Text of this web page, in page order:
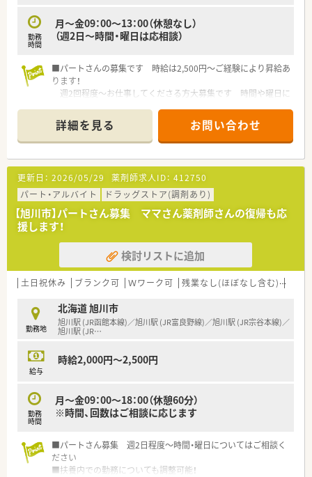
勤務
時間
月～金09：00～13：00（休憩なし）
（週2日～時間・曜日は応相談）
■パートさんの募集です 時給は2,500円～ご経験により昇給あ
ります！
週2回程度～お仕事してくださる方大募集です 時間や曜日に
■
■もう少し長くお仕事したい方も大歓迎です 週30時間以上働
ける方は、社会保険加入できます
■ブランクのある方も丁寧にご指導いたしますので、ご相談お待
ちしております
詳細を見る お問い合わせ
更新日： 2026/05/29 薬剤師求人ID： 412750
パート・アルバイト
ドラッグストア(調剤あり)
【旭川市】パートさん募集 ママさん薬剤師さんの復帰も応
援します！
検討リストに追加
土日祝休み ブランク可 Ｗワーク可 残業なし(ほぼなし含む)
勤務地
北海道 旭川市
旭川駅 (JR函館本線)／旭川駅 (JR富良野線)／旭川駅 (JR宗谷本線)／
旭川駅 (JR…
給与
時給2,000円～2,500円
勤務
時間
月～金09：00～18：00（休憩60分）
※時間、回数はご相談に応じます
■パートさん募集 週2日程度～時間・曜日についてはご相談く
ださい
■扶養内での勤務についても調整可能！